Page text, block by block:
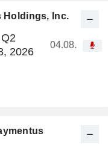
Holdings, Inc.
2026
04.08.